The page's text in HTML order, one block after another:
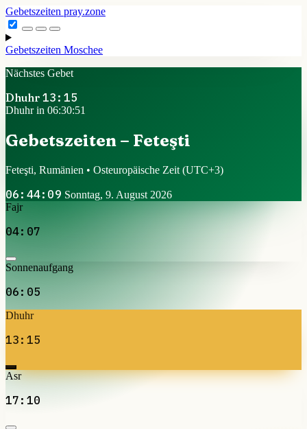
Gebetszeiten pray.zone
Gebetszeiten Moschee
Nächstes Gebet
Dhuhr 13:15
Dhuhr in 06:30:51
Gebetszeiten – Feteşti
Feteşti, Rumänien • Osteuropäische Zeit (UTC+3)
06:44:09 Sonntag, 9. August 2026
Fajr
04:07
Sonnenaufgang
06:05
Dhuhr
13:15
Asr
17:10